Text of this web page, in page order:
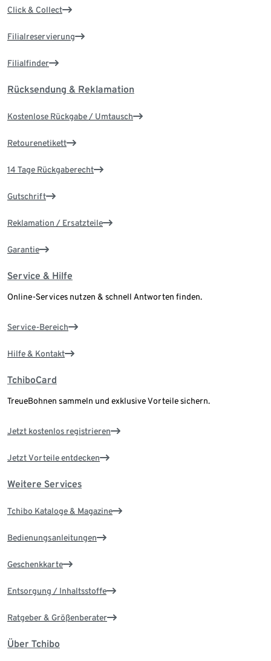
Click & Collect
Filialreservierung
Filialfinder
Rücksendung & Reklamation
Kostenlose Rückgabe / Umtausch
Retourenetikett
14 Tage Rückgaberecht
Gutschrift
Reklamation / Ersatzteile
Garantie
Service & Hilfe
Online-Services nutzen & schnell Antworten finden.
Service-Bereich
Hilfe & Kontakt
TchiboCard
TreueBohnen sammeln und exklusive Vorteile sichern.
Jetzt kostenlos registrieren
Jetzt Vorteile entdecken
Weitere Services
Tchibo Kataloge & Magazine
Bedienungsanleitungen
Geschenkkarte
Entsorgung / Inhaltsstoffe
Ratgeber & Größenberater
Über Tchibo